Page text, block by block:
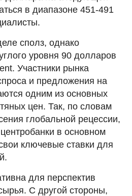
в диапазоне 451-491
сполз, однако
уровня 90 долларов
Участники рынка
и предложения на
одним из основных
цен. Так, по словам
глобальной рецессии,
в основном
ключевые ставки для
для перспектив
С другой стороны,